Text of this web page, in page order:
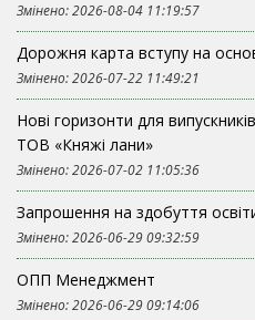
Змінено: 2026-08-04 11:19:57
Дорожня карта вступу на
Змінено: 2026-07-22 11:49:21
Нові горизонти для
ТОВ «Княжі лани»
Змінено: 2026-07-02 11:05:36
Запрошення на здобуття
Змінено: 2026-06-29 09:32:59
ОПП Менеджмент
Змінено: 2026-06-29 09:14:06